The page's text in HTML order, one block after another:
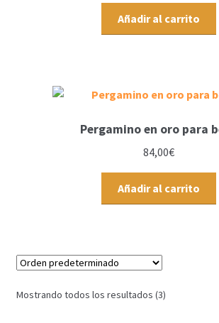
Añadir al carrito
Pergamino en oro para
84,00€
Añadir al carrito
Mostrando todos los resultados (3)